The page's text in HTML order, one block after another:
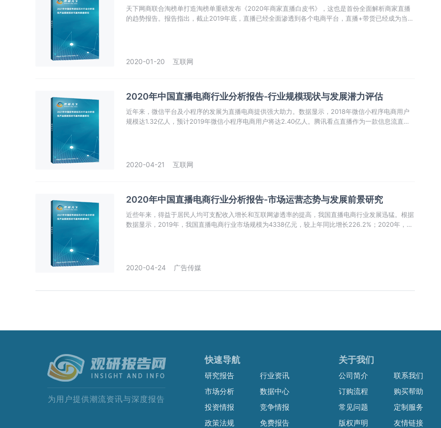
天下网商联合淘榜单打造淘榜单重磅发布《2020年商家直播白皮书》，这也是首份全面解析商家直播
的趋势报告。报告指出，截止2019年底，直播已经全面渗透到各个电商平台，直播+带货已经成为当下
2020-01-20 互联网
2020年中国直播电商行业分析报告-行业规模现状与发展潜力评估
近年来，微信平台及小程序的发展为直播电商提供强大助力。数据显示，2018年微信小程序电商用户
规模达1.32亿人，预计2019年微信小程序电商用户将达2.40亿人。腾讯看点直播作为一款信息流直播
2020-04-21 互联网
2020年中国直播电商行业分析报告-市场运营态势与发展前景研究
近些年来，得益于居民人均可支配收入增长和互联网渗透率的提高，我国直播电商行业发展迅猛。根据
数据显示，2019年，我国直播电商行业市场规模为4338亿元，较上年同比增长226.2%；2020年，我
2020-04-24 广告传媒
为用户提供潮流资讯与深度报告
快速导航
研究报告
行业资讯
市场分析
数据中心
投资情报
竞争情报
政策法规
免费报告
关于我们
公司简介
联系我们
订购流程
购买帮助
常见问题
定制服务
版权声明
友情链接